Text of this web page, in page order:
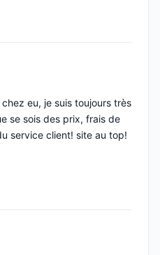
eu, je suis toujours très
se sois des prix, frais de
service client! site au top!